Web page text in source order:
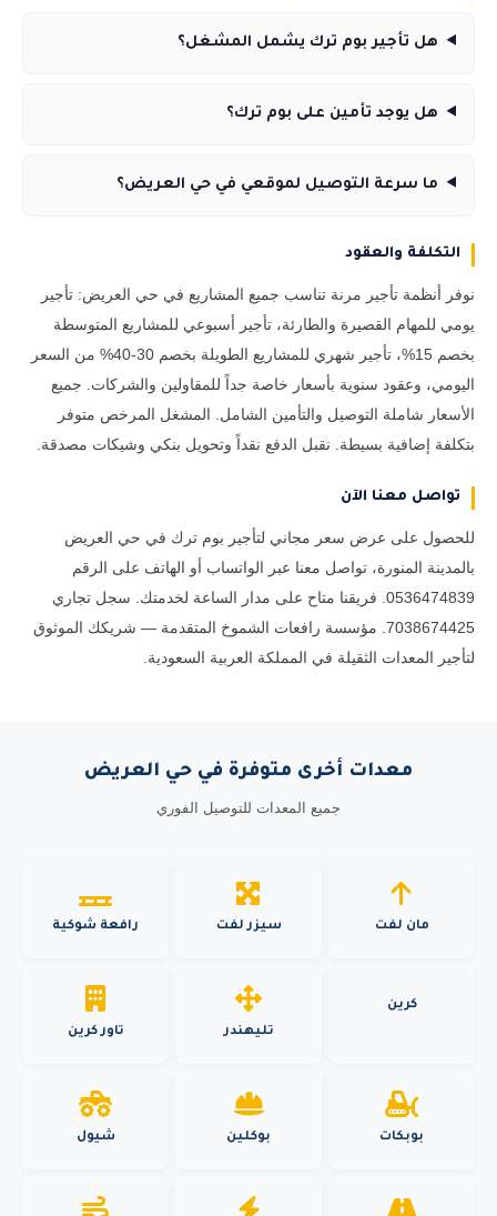
هل تأجير بوم ترك يشمل المشغل؟
هل يوجد تأمين على بوم ترك؟
ما سرعة التوصيل لموقعي في حي العريض؟
التكلفة والعقود
نوفر أنظمة تأجير مرنة تناسب جميع المشاريع في حي العريض: تأجير
يومي للمهام القصيرة والطارئة، تأجير أسبوعي للمشاريع المتوسطة
بخصم 15%، تأجير شهري للمشاريع الطويلة بخصم 30-40% من السعر
اليومي، وعقود سنوية بأسعار خاصة جداً للمقاولين والشركات. جميع
الأسعار شاملة التوصيل والتأمين الشامل. المشغل المرخص متوفر
بتكلفة إضافية بسيطة. نقبل الدفع نقداً وتحويل بنكي وشيكات مصدقة.
تواصل معنا الآن
للحصول على عرض سعر مجاني لتأجير بوم ترك في حي العريض
بالمدينة المنورة، تواصل معنا عبر الواتساب أو الهاتف على الرقم
0536474839. فريقنا متاح على مدار الساعة لخدمتك. سجل تجاري
7038674425. مؤسسة رافعات الشموخ المتقدمة — شريكك الموثوق
لتأجير المعدات الثقيلة في المملكة العربية السعودية.
معدات أخرى متوفرة في حي العريض
جميع المعدات للتوصيل الفوري
مان لفت سيزر لفت رافعة شوكية
كرين
تليهندر
تاور كرين
بوبكات بوكلين شيول